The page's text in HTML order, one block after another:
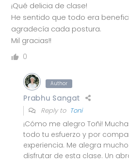
¡Qué delicia de clase!
He sentido que todo era
agradecía cada postura.
Mil gracias!!
0
Author
Prabhu Sangat
Reply to Toni
¡Cómo me alegro Toñi!
todo tu esfuerzo y por
experiencia. Me alegra
disfrutar de esta clase. Un